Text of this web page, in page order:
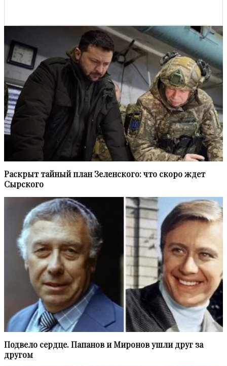
Раскрыт тайный план Зеленского: что скоро ждет
Сырского
Подвело сердце. Папанов и Миронов ушли друг за
другом